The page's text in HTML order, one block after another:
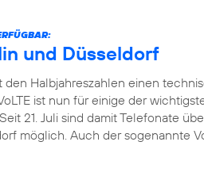
und Düsseldorf
Halbjahreszahlen einen
ist nun für einige der
21. Juli sind damit Telefonate
möglich. Auch der sogenannte